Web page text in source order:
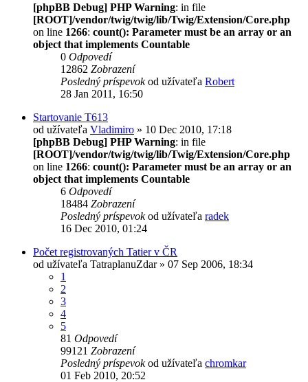
[phpBB Debug] PHP Warning: in file
[ROOT]/vendor/twig/twig/lib/Twig/Extension/Core.php
on line 1266: count(): Parameter must be an array or an
object that implements Countable
0 Odpovedí
12862 Zobrazení
Posledný príspevokod užívateľa Robert
28 Jan 2011, 16:50
Startovanie T613
od užívateľa Vladimiro » 10 Dec 2010, 17:18
[phpBB Debug] PHP Warning: in file
[ROOT]/vendor/twig/twig/lib/Twig/Extension/Core.php
on line 1266: count(): Parameter must be an array or an
object that implements Countable
6 Odpovedí
18484 Zobrazení
Posledný príspevokod užívateľa radek
16 Dec 2010, 01:24
Počet registrovaných Tatier v ČR
od užívateľa TatraplanuZdar» 07 Sep 2006, 18:34
1
2
3
4
5
81 Odpovedí
99121 Zobrazení
Posledný príspevokod užívateľa chromkar
01 Feb 2010, 20:52